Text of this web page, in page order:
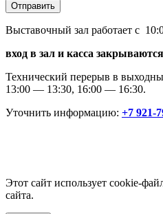
Отправить
Выставочный зал работает с
вход в зал и касса
Технический перерыв в
13:00 — 13:30, 16:00 — 16:30.
Уточнить информацию: +7 921-
Этот сайт использует cookie-
сайта.